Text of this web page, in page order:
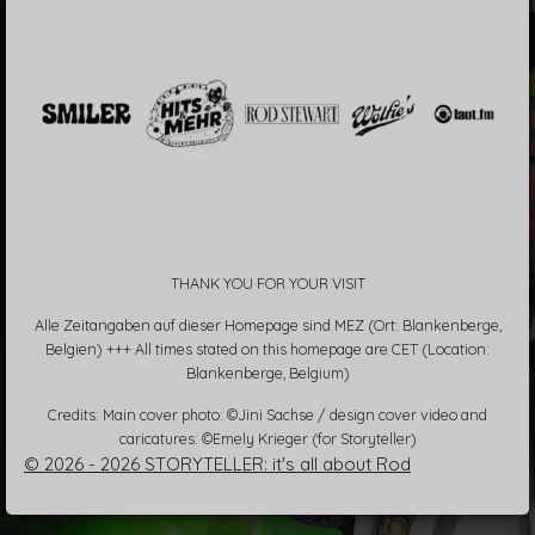
THANK YOU FOR YOUR VISIT
Alle Zeitangaben auf dieser Homepage sind MEZ (Ort: Blankenberge,
Belgien) +++ All times stated on this homepage are CET (Location:
Blankenberge, Belgium)
Credits: Main cover photo: ©Jini Sachse / design cover video and
caricatures: ©Emely Krieger (for Storyteller)
© 2026 - 2026 STORYTELLER: it's all about Rod